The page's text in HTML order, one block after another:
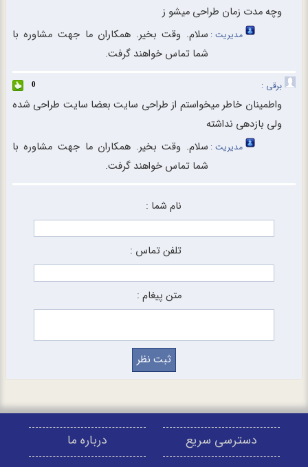
وچه مدت زمان طراحی میشو ز
مدیریت : سلام. وقت بخیر. همکاران ما جهت مشاوره با
شما تماس خواهند گرفت.
برقی : 0
واطمینان خاطر میخواستم از طراحی سایت بعضا سایت طراحی شده
ولی بازدهی نداشته
مدیریت : سلام. وقت بخیر. همکاران ما جهت مشاوره با
شما تماس خواهند گرفت.
نام شما :
تلفن تماس :
متن پیغام :
دسترسی سریع درباره ما